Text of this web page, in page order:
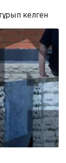
келген